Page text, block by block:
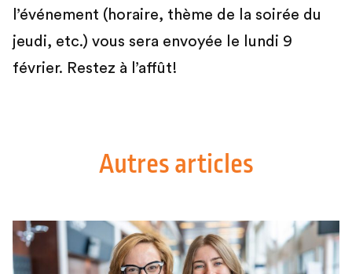
l’événement (horaire, thème de la soirée du
jeudi, etc.) vous sera envoyée le lundi 9
février. Restez à l’affût!
Autres articles